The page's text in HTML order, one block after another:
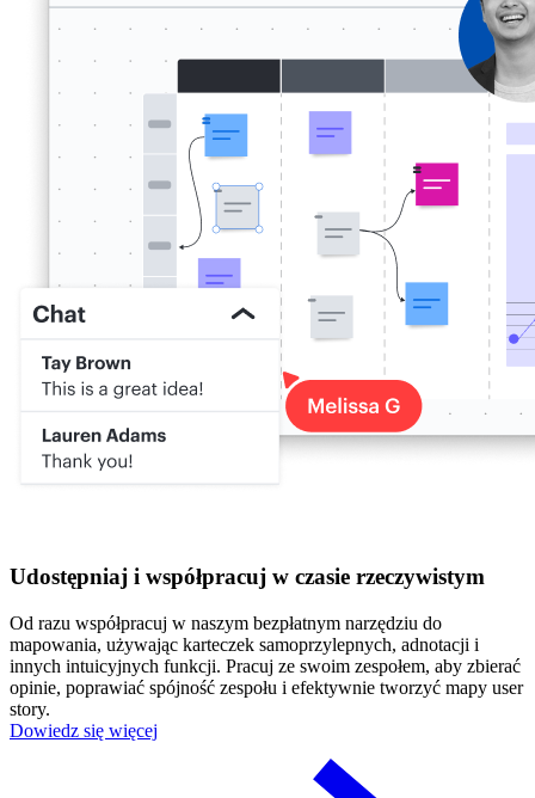
Udostępniaj i współpracuj w czasie rzeczywistym
Od razu współpracuj w naszym bezpłatnym narzędziu do
mapowania, używając karteczek samoprzylepnych, adnotacji i
innych intuicyjnych funkcji. Pracuj ze swoim zespołem, aby zbierać
opinie, poprawiać spójność zespołu i efektywnie tworzyć mapy user
story.
Dowiedz się więcej